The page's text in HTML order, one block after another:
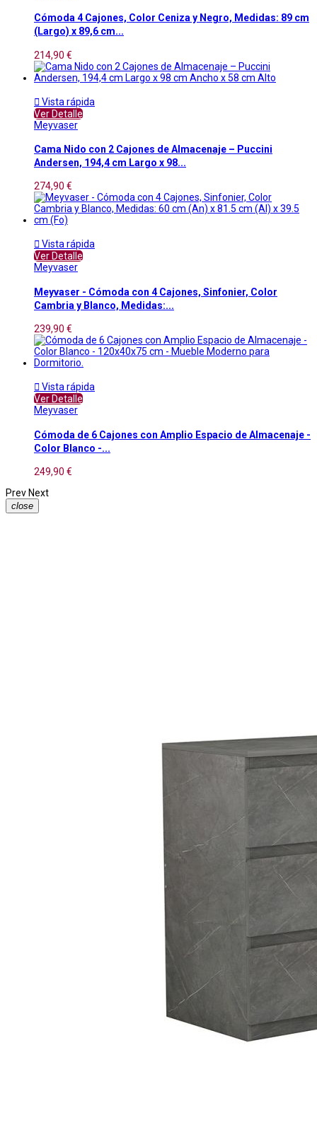
Cómoda 4 Cajones, Color Ceniza y Negro, Medidas: 89 cm
(Largo) x 89,6 cm...
214,90 €
 Vista rápida
Ver Detalle
Meyvaser
Cama Nido con 2 Cajones de Almacenaje – Puccini
Andersen, 194,4 cm Largo x 98...
274,90 €
 Vista rápida
Ver Detalle
Meyvaser
Meyvaser - Cómoda con 4 Cajones, Sinfonier, Color
Cambria y Blanco, Medidas:...
239,90 €
 Vista rápida
Ver Detalle
Meyvaser
Cómoda de 6 Cajones con Amplio Espacio de Almacenaje -
Color Blanco -...
249,90 €
Prev Next
close